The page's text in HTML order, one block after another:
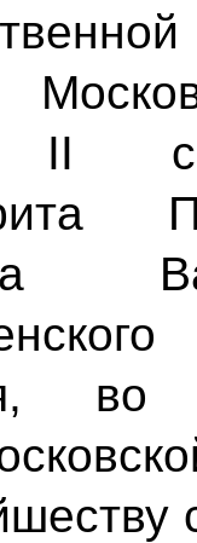
II
во